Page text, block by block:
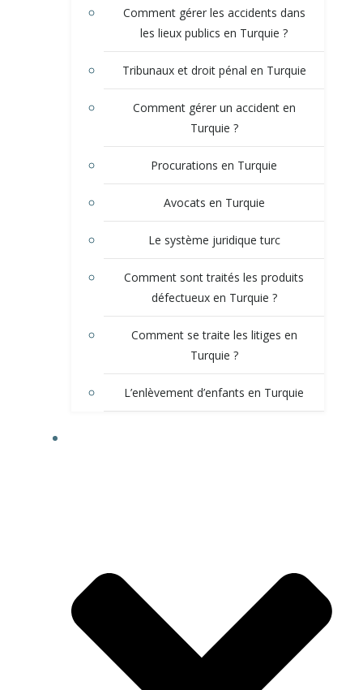
Comment gérer les accidents dans
les lieux publics en Turquie ?
Tribunaux et droit pénal en Turquie
Comment gérer un accident en
Turquie ?
Procurations en Turquie
Avocats en Turquie
Le système juridique turc
Comment sont traités les produits
défectueux en Turquie ?
Comment se traite les litiges en
Turquie ?
L’enlèvement d’enfants en Turquie